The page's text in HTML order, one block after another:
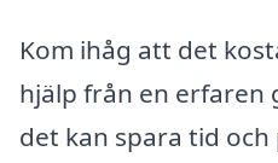
Kom ihåg att det
hjälp från en erfaren
det kan spara tid